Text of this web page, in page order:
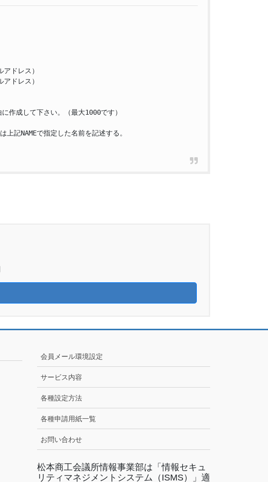
ドレス）
ドレス）
作成して下さい。（最大1000です）
記NAMEで指定した名前を記述する。
会員メール環境設定
サービス内容
各種設定方法
各種申請用紙一覧
お問い合わせ
松本商工会議所情報事業部は「情報セキュ
リティマネジメントシステム（ISMS）」適